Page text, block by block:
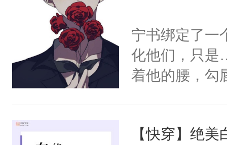
宁书绑定了一
化他们，只是
着他的腰，勾
来，给老公
【快穿】绝